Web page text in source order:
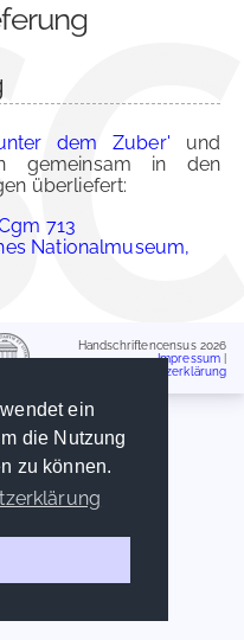
ein
die Nutzung
zu können.
dem Zuber' und
gemeinsam in den
überliefert:
713
Nationalmuseum,
Handschriftencensus 2026
Impressum
Datenschutzerklärung